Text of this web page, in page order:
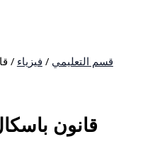
قسم التعليمي / فيزياء /
قانون